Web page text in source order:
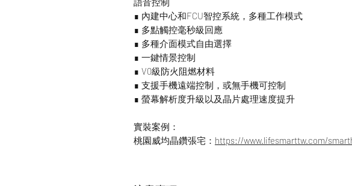
∎ 內建中心和FCU智控系統，多種工作模式
∎ 多點觸控毫秒級回應
∎ 多種介面模式自由選擇
∎ 一鍵情景控制
∎ V0級防火阻燃材料
∎ 支援手機遠端控制，或無手機可控制
∎ 螢幕解析度升級以及晶片處理速度提升
實裝案例：
桃園威均晶鑽張宅： https://www.lifesmarttw.com/